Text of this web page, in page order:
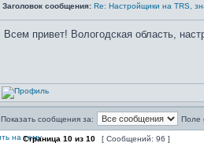
Заголовок сообщения: Re: Настройщики на TRS,
Всем привет! Вологодская область,
Показать сообщения за: Поле
Страница 10 из 10 [ Сообщений: 96 ]